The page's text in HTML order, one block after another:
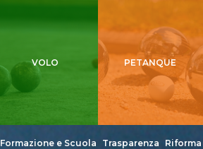
VOLO PETANQUE
Formazione e Scuola Trasparenza